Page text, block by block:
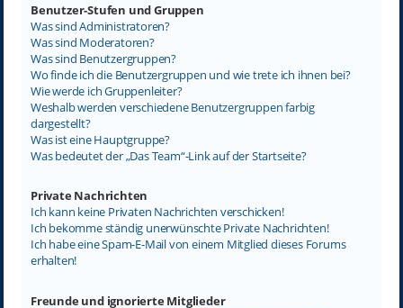
Benutzer-Stufen und Gruppen
Was sind Administratoren?
Was sind Moderatoren?
Was sind Benutzergruppen?
Wo finde ich die Benutzergruppen und wie trete ich ihnen bei?
Wie werde ich Gruppenleiter?
Weshalb werden verschiedene Benutzergruppen farbig
dargestellt?
Was ist eine Hauptgruppe?
Was bedeutet der „Das Team“-Link auf der Startseite?
Private Nachrichten
Ich kann keine Privaten Nachrichten verschicken!
Ich bekomme ständig unerwünschte Private Nachrichten!
Ich habe eine Spam-E-Mail von einem Mitglied dieses Forums
erhalten!
Freunde und ignorierte Mitglieder